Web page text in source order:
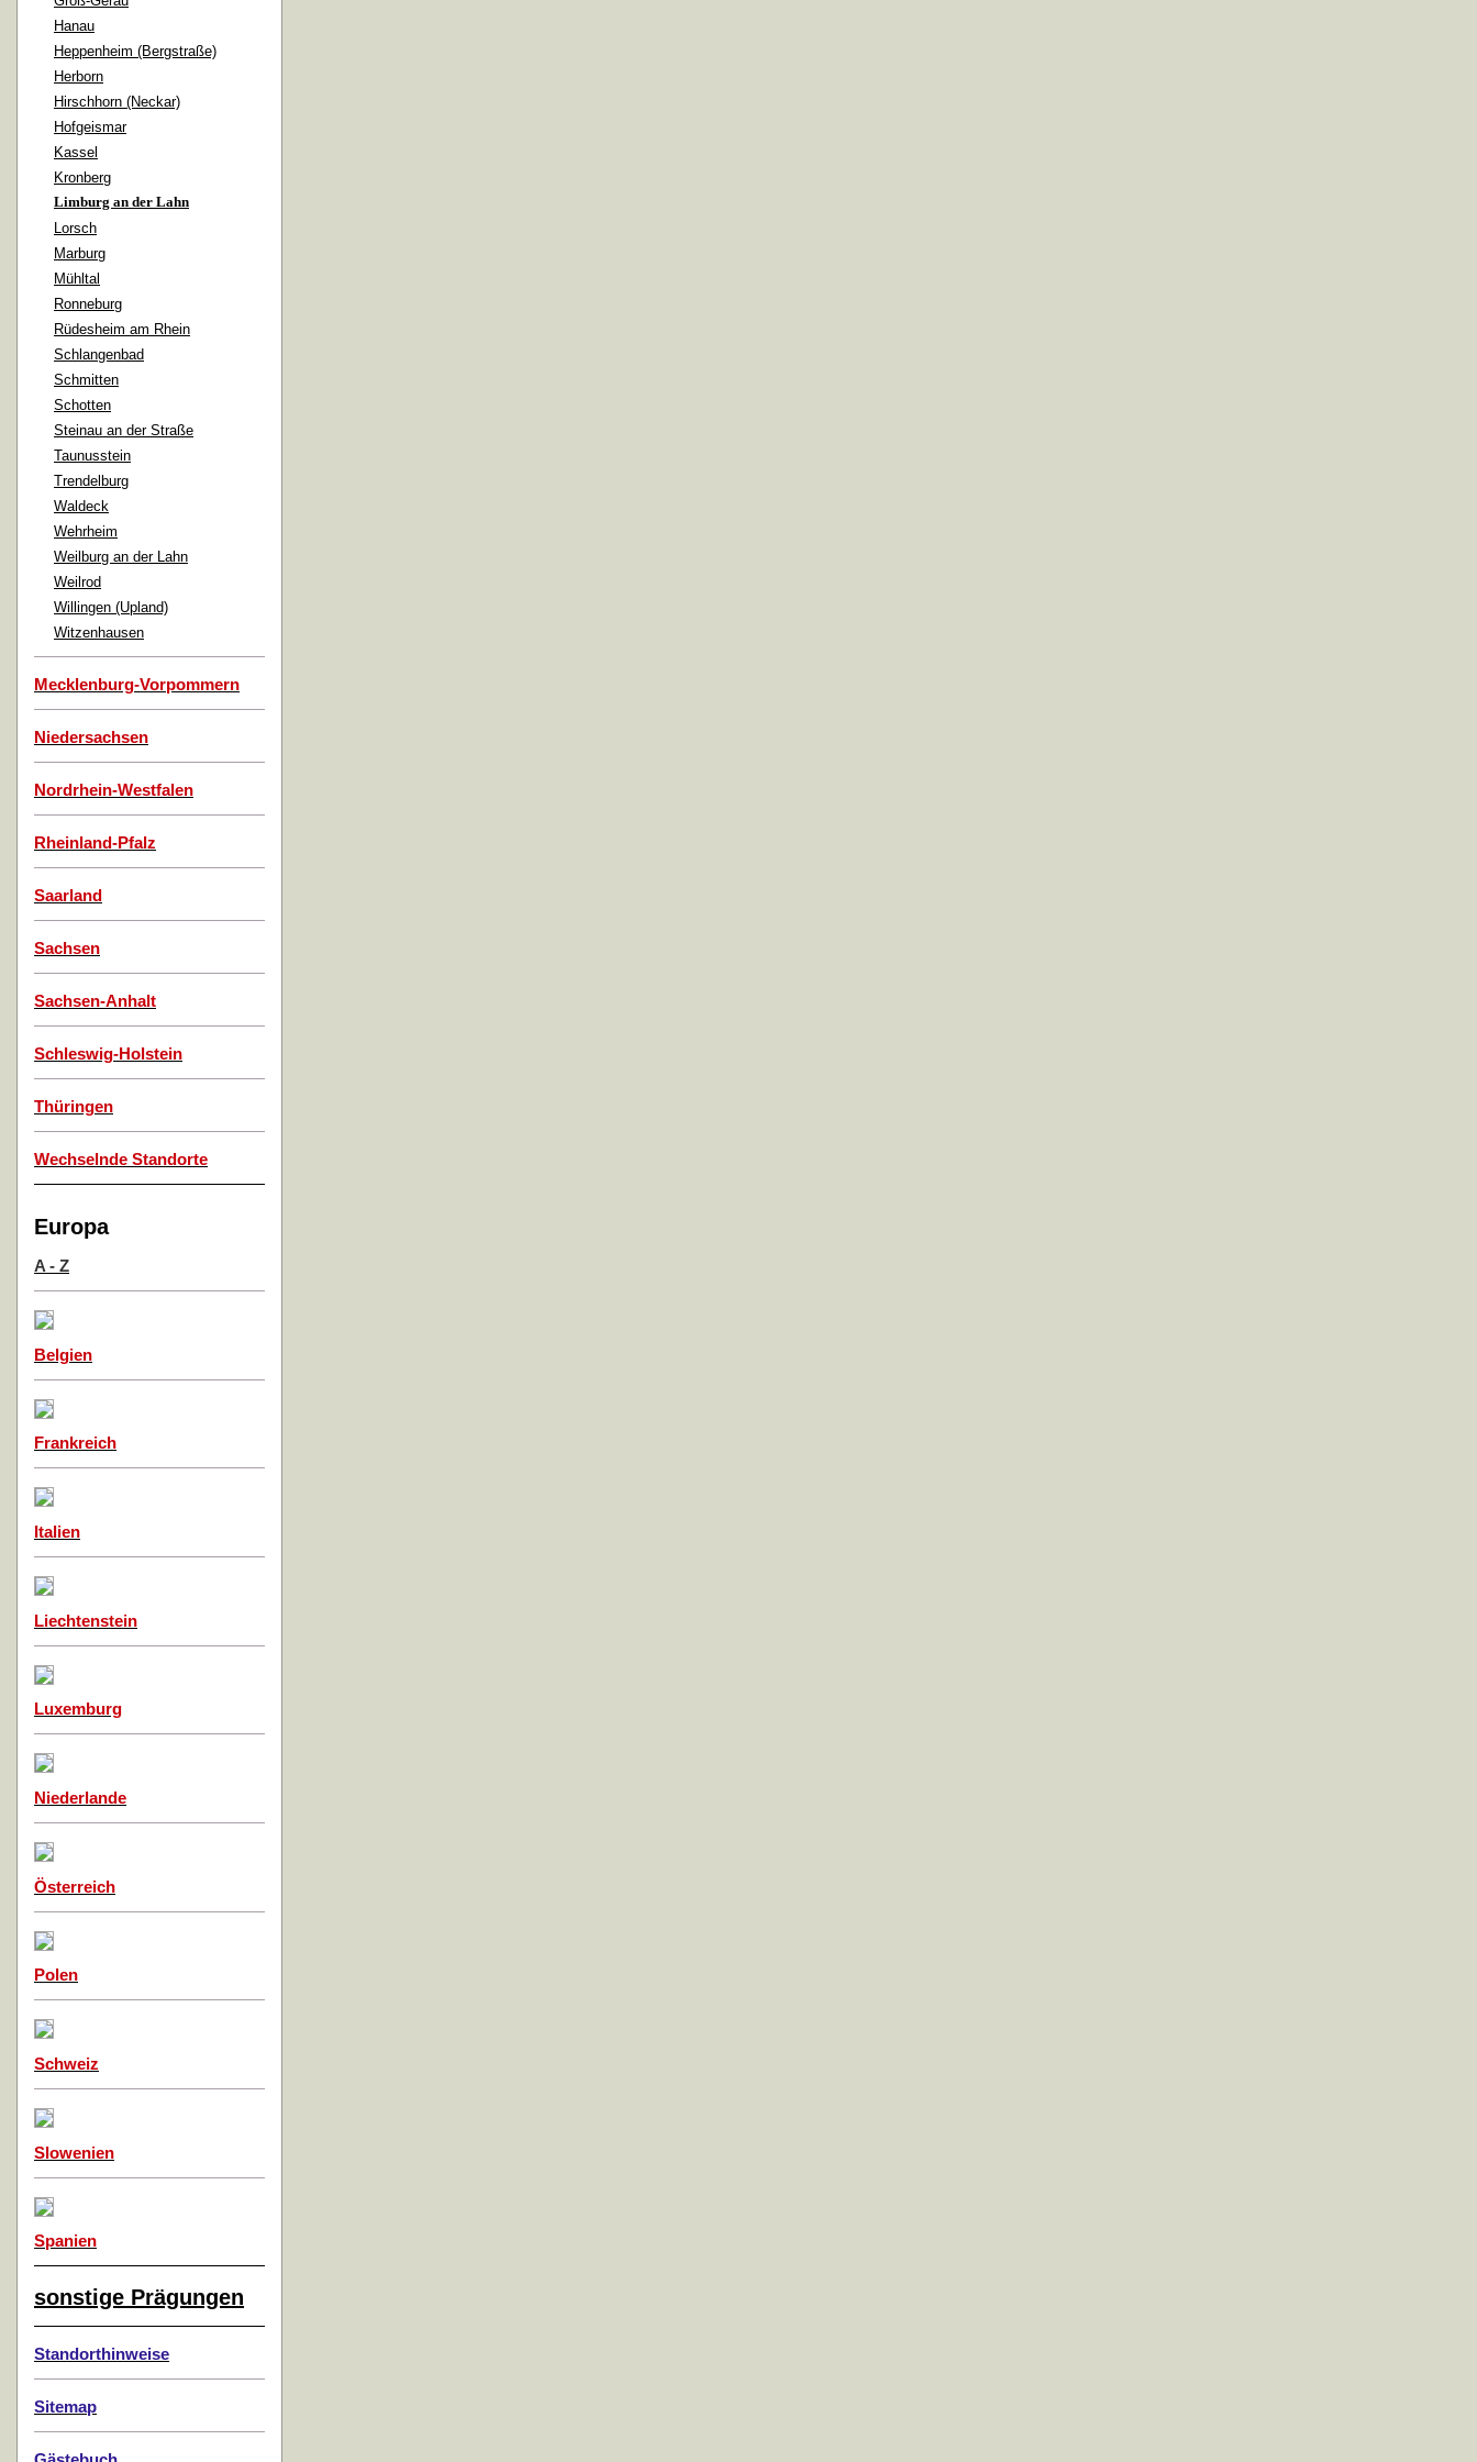
Hanau
Heppenheim (Bergstraße)
Herborn
Hirschhorn (Neckar)
Hofgeismar
Kassel
Kronberg
Limburg an der Lahn
Lorsch
Marburg
Mühltal
Ronneburg
Rüdesheim am Rhein
Schlangenbad
Schmitten
Schotten
Steinau an der Straße
Taunusstein
Trendelburg
Waldeck
Wehrheim
Weilburg an der Lahn
Weilrod
Willingen (Upland)
Witzenhausen
Mecklenburg-Vorpommern
Niedersachsen
Nordrhein-Westfalen
Rheinland-Pfalz
Saarland
Sachsen
Sachsen-Anhalt
Schleswig-Holstein
Thüringen
Wechselnde Standorte
Europa
A - Z
Belgien
Frankreich
Italien
Liechtenstein
Luxemburg
Niederlande
Österreich
Polen
Schweiz
Slowenien
Spanien
sonstige Prägungen
Standorthinweise
Sitemap